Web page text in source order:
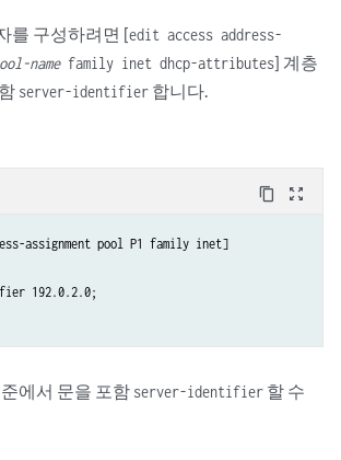
를 구성하려면 [edit access address-
namefamily inet dhcp-attributes] 계층
server-identifier 합니다.
content_copy zoom_out_map
assignment pool P1 family inet]
192.0.2.0;
에서 문을 포함 server-identifier 할 수